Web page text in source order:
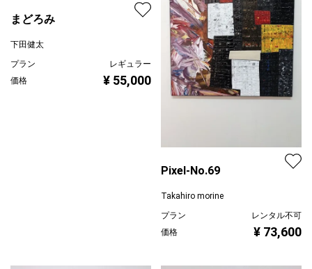
まどろみ
下田健太
プラン
レギュラー
価格
¥ 55,000
Pixel-No.69
Takahiro morine
プラン
レンタル不可
価格
¥ 73,600